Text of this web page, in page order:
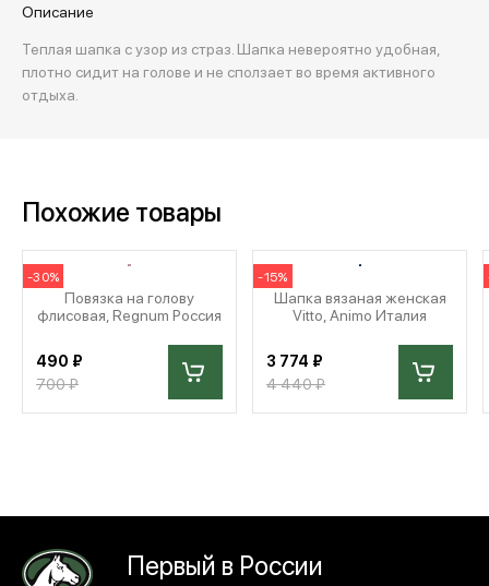
Описание
Теплая шапка с узор из страз. Шапка невероятно удобная,
плотно сидит на голове и не сползает во время активного
отдыха.
Похожие товары
-30%
Повязка на голову
флисовая, Regnum Россия
490 ₽
700 ₽
-15%
Шапка вязаная женская
Vitto, Animo Италия
3 774 ₽
4 440 ₽
Первый в России